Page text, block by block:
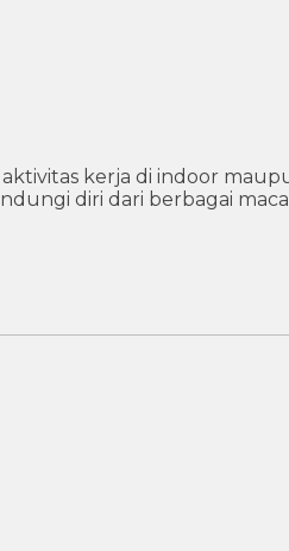
kerja di indoor
diri dari berbagai